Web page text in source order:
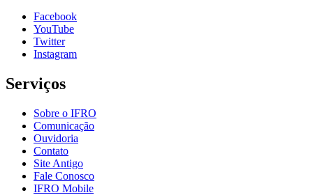
Facebook
YouTube
Twitter
Instagram
Serviços
Sobre o IFRO
Comunicação
Ouvidoria
Contato
Site Antigo
Fale Conosco
IFRO Mobile